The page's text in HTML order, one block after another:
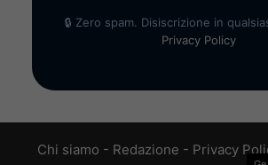
🔒 Zero spam. Disiscrizione in
Privacy Policy
Chi siamo - Redazione - Privacy